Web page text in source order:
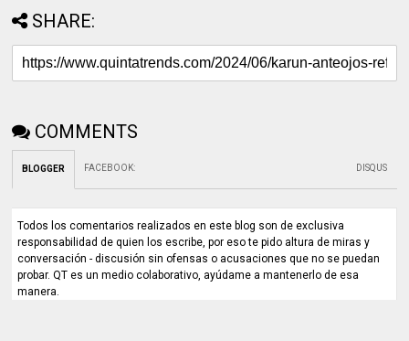
SHARE:
COMMENTS
BLOGGER FACEBOOK: DISQUS
Todos los comentarios realizados en este blog son de exclusiva
responsabilidad de quien los escribe, por eso te pido altura de miras y
conversación - discusión sin ofensas o acusaciones que no se puedan
probar. QT es un medio colaborativo, ayúdame a mantenerlo de esa
manera.